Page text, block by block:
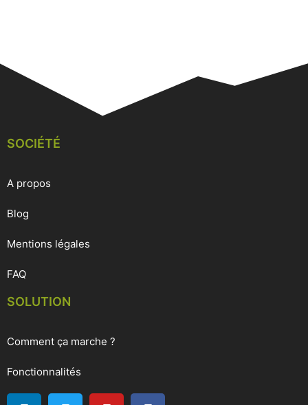
SOCIÉTÉ
A propos
Blog
Mentions légales
FAQ
SOLUTION
Comment ça marche ?
Fonctionnalités